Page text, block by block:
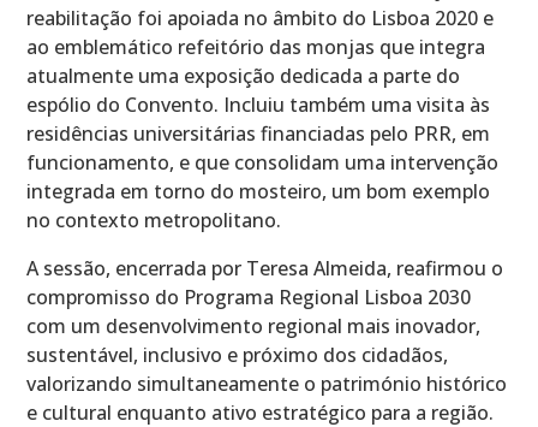
reabilitação foi apoiada no âmbito do Lisboa 2020 e
ao emblemático refeitório das monjas que integra
atualmente uma exposição dedicada a parte do
espólio do Convento. Incluiu também uma visita às
residências universitárias financiadas pelo PRR, em
funcionamento, e que consolidam uma intervenção
integrada em torno do mosteiro, um bom exemplo
no contexto metropolitano.
A sessão, encerrada por Teresa Almeida, reafirmou o
compromisso do Programa Regional Lisboa 2030
com um desenvolvimento regional mais inovador,
sustentável, inclusivo e próximo dos cidadãos,
valorizando simultaneamente o património histórico
e cultural enquanto ativo estratégico para a região.